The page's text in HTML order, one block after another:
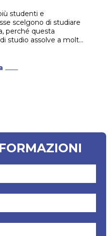
studenti e
scelgono di studiare
perché questa
studio assolve a molte
bisogno di flessibilità,